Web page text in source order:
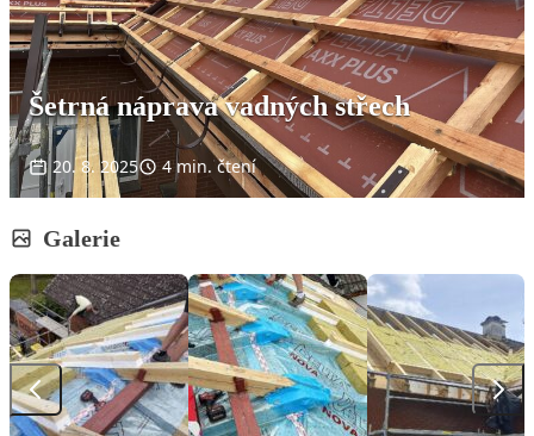
Šetrná náprava vadných střech
20. 8. 2025 4 min. čtení
Galerie